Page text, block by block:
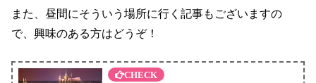
また、昼間にそういう場所に行く記事もございますの
で、興味のある方はどうぞ！